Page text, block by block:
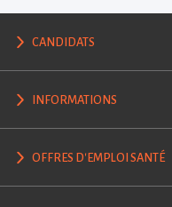
CANDIDATS
INFORMATIONS
OFFRES D'EMPLOI SANTÉ